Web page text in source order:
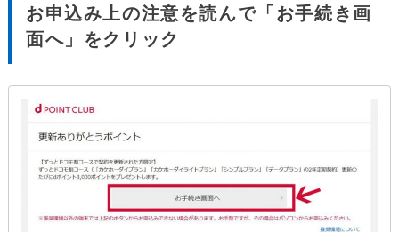
お申込み上の注意を読んで「お手続き画
面へ」をクリック